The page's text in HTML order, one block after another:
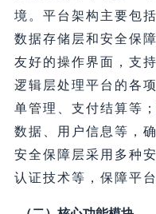
境。平台架构主要包
数据存储层和安全保
友好的操作界面，支
逻辑层处理平台的各
单管理、支付结算等
数据、用户信息等，
安全保障层采用多种
认证技术等，保障平